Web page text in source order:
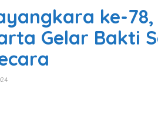
T
B
h
a
y
a
n
ke-
Gelar Bakti